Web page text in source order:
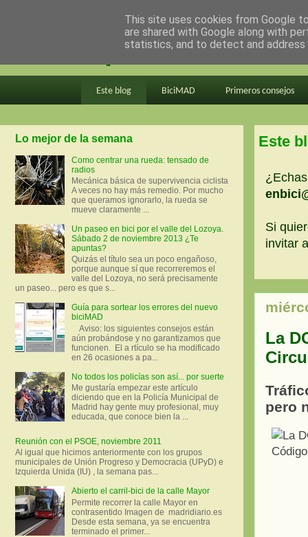
en bici por madrid
Este blog BiciMAD Primeros consejos
Este
Si
invitar
La
pero
Lo mejor de la semana
Como centrar una rueda: tensado de
radios
Mecánica básica de supervivencia ciclista
A veces no hay más remedio. Por mucho
que queramos ignorarlo, la rueda se
mueve claramente ...
Un paseo en bici por el valle del Lozoya.
Sábado 2 de noviembre 2013 ¿Te
apuntas?
Quizás el título sea un poco engañoso,
porque aunque sí que recorreremos el
valle del Lozoya, no será precisamente
un paseo... pero es que s...
Guía para sortear los errores del nuevo
biciMAD
Aviso: los siguientes consejos están
aún probándose y no garantizamos que
funcionen. El a rtículo se ha modificado
en 26 ocasiones a pa...
No todos los policías son así... por suerte
Me gustaría empezar este artículo
diciendo que en la Policía Municipal de
Madrid hay gente muy profesional, muy
educada, que conoce bien la ...
Reunión con el PSOE, noviembre 2011
Al igual que hicimos anteriormente con los grupos
municipales de Unión Progreso y Democracia (UPyD) e
Izquierda Unida (IU) , la semana pas...
Abierto el carril-bici de la calle Mayor
Permite recorrer la calle Mayor en
contrasentido Imagen de madridiario.es
Desde esta semana, ya se encuentra
terminado el primer...
This site uses cookies from Google
are shared with Google along with
statistics, and to detect and address